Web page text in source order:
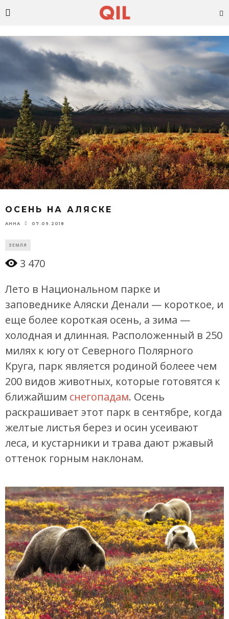
ОСЕНЬ НА АЛЯСКЕ
АННА 07.09.2018
ЗЕМЛЯ
3 470
Лето в Национальном парке и
заповеднике Аляски Денали — короткое, и
еще более короткая осень, а зима —
холодная и длинная. Расположенный в 250
милях к югу от Северного Полярного
Круга, парк является родиной болеее чем
200 видов животных, которые готовятся к
ближайшим снегопадам. Осень
раскрашивает этот парк в сентябре, когда
желтые листья берез и осин усеивают
леса, и кустарники и трава дают ржавый
оттенок горным наклонам.